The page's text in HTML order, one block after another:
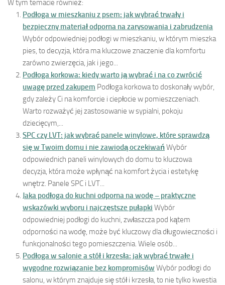
W tym temacie również:
Podłoga w mieszkaniu z psem: jak wybrać trwały i
bezpieczny materiał odporna na zarysowania i zabrudzenia
Wybór odpowiedniej podłogi w mieszkaniu, w którym mieszka
pies, to decyzja, która ma kluczowe znaczenie dla komfortu
zarówno zwierzęcia, jak i jego...
Podłoga korkowa: kiedy warto ją wybrać i na co zwrócić
uwagę przed zakupem Podłoga korkowa to doskonały wybór,
gdy zależy Ci na komforcie i ciepłocie w pomieszczeniach.
Warto rozważyć jej zastosowanie w sypialni, pokoju
dziecięcym,...
SPC czy LVT: jak wybrać panele winylowe, które sprawdzą
się w Twoim domu i nie zawiodą oczekiwańWybór
odpowiednich paneli winylowych do domu to kluczowa
decyzja, która może wpłynąć na komfort życia i estetykę
wnętrz. Panele SPC i LVT...
Jaka podłoga do kuchni odporna na wodę – praktyczne
wskazówki wyboru i najczęstsze pułapki Wybór
odpowiedniej podłogi do kuchni, zwłaszcza pod kątem
odporności na wodę, może być kluczowy dla długowieczności i
funkcjonalności tego pomieszczenia. Wiele osób...
Podłoga w salonie a stół i krzesła: jak wybrać trwałe i
wygodne rozwiązanie bez kompromisów Wybór podłogi do
salonu, w którym znajduje się stół i krzesła, to nie tylko kwestia